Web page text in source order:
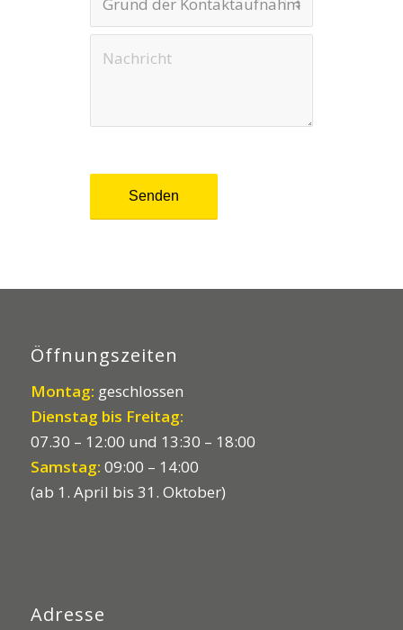
Öffnungszeiten
Montag: geschlossen
Dienstag bis Freitag:
07.30 – 12:00 und 13:30 – 18:00
Samstag: 09:00 – 14:00
(ab 1. April bis 31. Oktober)
Adresse